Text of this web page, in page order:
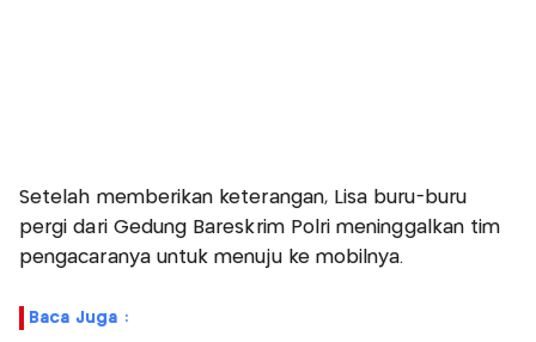
Setelah memberikan keterangan, Lisa buru-buru
pergi dari Gedung Bareskrim Polri meninggalkan tim
pengacaranya untuk menuju ke mobilnya.
Baca Juga :